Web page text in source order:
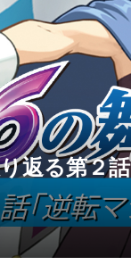
返る第２